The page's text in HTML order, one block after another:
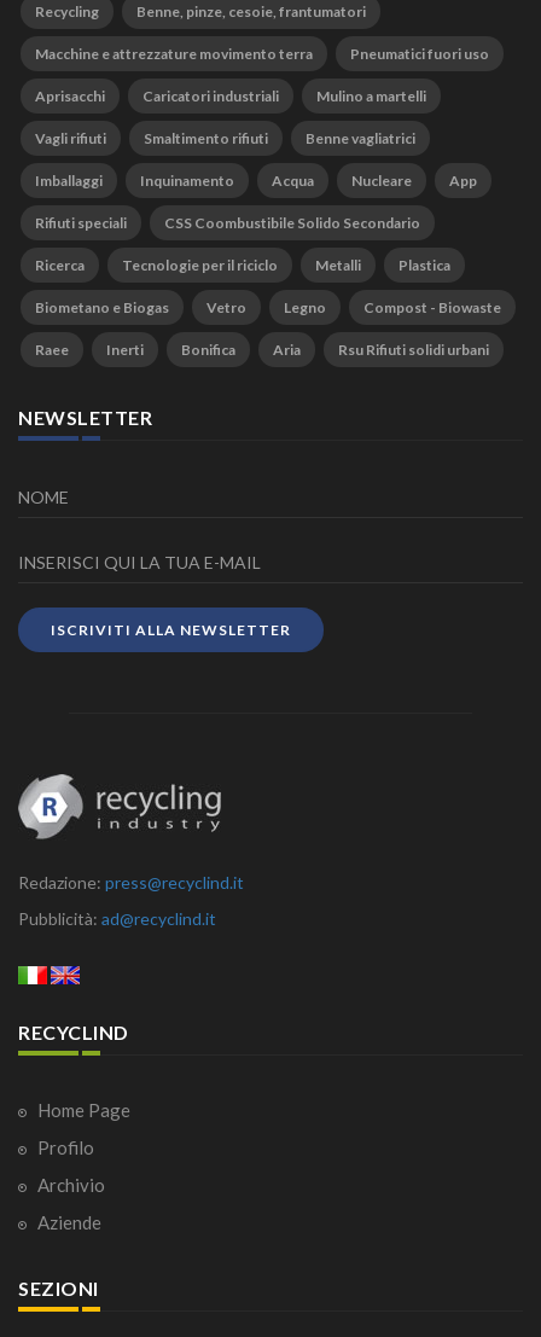
Recycling Benne, pinze, cesoie, frantumatori
Macchine e attrezzature movimento terra Pneumatici fuori uso
Aprisacchi Caricatori industriali Mulino a martelli
Vagli rifiuti Smaltimento rifiuti Benne vagliatrici
Imballaggi Inquinamento Acqua Nucleare App
Rifiuti speciali CSS Coombustibile Solido Secondario
Ricerca Tecnologie per il riciclo Metalli Plastica
Biometano e Biogas Vetro Legno Compost - Biowaste
Raee Inerti Bonifica Aria Rsu Rifiuti solidi urbani
NEWSLETTER
ISCRIVITI ALLA NEWSLETTER
Redazione: press@recyclind.it
Pubblicità: ad@recyclind.it
RECYCLIND
Home Page
Profilo
Archivio
Aziende
SEZIONI